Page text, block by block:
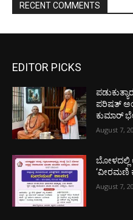
RECENT COMMENTS
EDITOR PICKS
ಪರಿಷತ್
ಕುಮಾರ್
August 7,
ಬೋಳದಲ್ಲಿ
‘ವೀರಮಣಿ
August 7,